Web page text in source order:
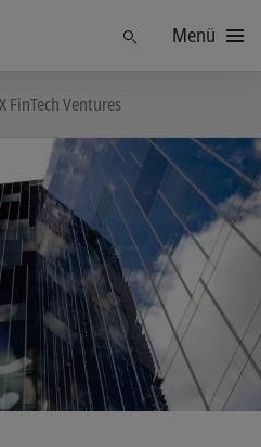
FindenMenü
FinTech Ventures